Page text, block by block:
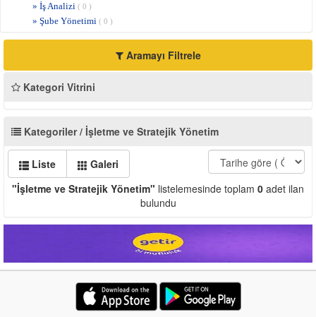
» İş Analizi ( 0 )
» Şube Yönetimi ( 0 )
Aramayı Filtrele
Kategori Vitrini
Kategoriler / İşletme ve Stratejik Yönetim
Liste
Galeri
"İşletme ve Stratejik Yönetim" listelemesinde toplam 0 adet ilan
bulundu